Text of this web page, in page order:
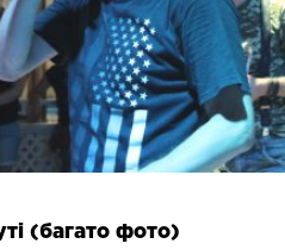
(багато фото)